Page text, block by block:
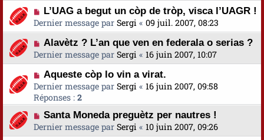
L’UAG a begut un còp de tròp, visca l’UAGR !
Dernier message par Sergi « 09 juil. 2007, 08:23
Alavètz ? L’an que ven en federala o serias ?
Dernier message par Sergi « 16 juin 2007, 10:07
Aqueste còp lo vin a virat.
Dernier message par Sergi « 16 juin 2007, 09:58
Réponses : 2
Santa Moneda preguètz per nautres !
Dernier message par Sergi « 10 juin 2007, 09:26